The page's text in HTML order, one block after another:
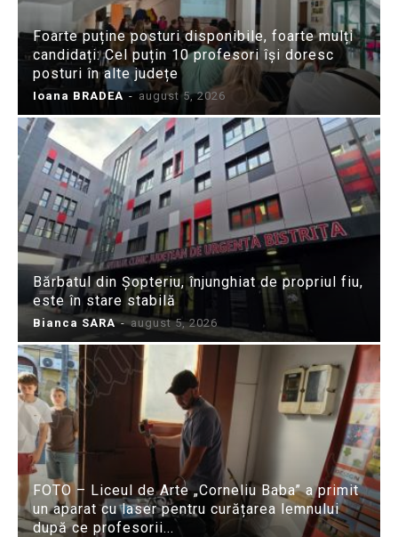
Foarte puține posturi disponibile, foarte mulți
candidați: Cel puțin 10 profesori își doresc
posturi în alte județe
Ioana BRADEA - august 5, 2026
Bărbatul din Șopteriu, înjunghiat de propriul fiu,
este în stare stabilă
Bianca SARA - august 5, 2026
FOTO – Liceul de Arte „Corneliu Baba” a primit
un aparat cu laser pentru curățarea lemnului
după ce profesorii...